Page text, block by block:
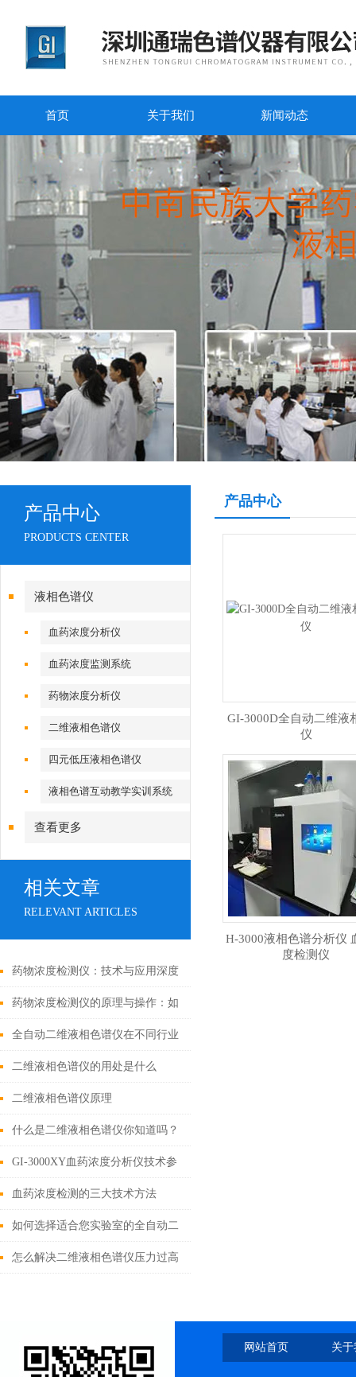
首页 关于我们 新闻动态
产品中心
PRODUCTS CENTER
液相色谱仪
血药浓度分析仪
血药浓度监测系统
药物浓度分析仪
二维液相色谱仪
四元低压液相色谱仪
液相色谱互动教学实训系统
查看更多
相关文章
RELEVANT ARTICLES
药物浓度检测仪：技术与应用深度
剖析
药物浓度检测仪的原理与操作：如
何准确测量药物水平
全自动二维液相色谱仪在不同行业
的应用对比如何？
二维液相色谱仪的用处是什么
二维液相色谱仪原理
什么是二维液相色谱仪你知道吗？
GI-3000XY血药浓度分析仪技术参
数
血药浓度检测的三大技术方法
如何选择适合您实验室的全自动二
维液相色谱仪？
怎么解决二维液相色谱仪压力过高
产品中心
GI-3000D全自动二维液
仪
H-3000液相色谱分析仪
度检测仪
网站首页 关